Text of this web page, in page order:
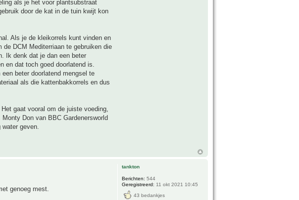
als je het voor plantsubstraat
door de kat in de tuin kwijt kon
Als je de kleikorrels kunt vinden en
DCM Mediterriaan te gebruiken die
Ik denk dat je dan een beter
en dat toch goed doorlatend is.
beter doorlatend mengsel te
als die kattenbakkorrels en dus
gaat vooral om de juiste voeding,
Don van BBC Gardenersworld
geven.
genoeg mest.
tankton
Berichten: 544
Geregistreerd: 11 okt 2021 10:45
43 bedankjes